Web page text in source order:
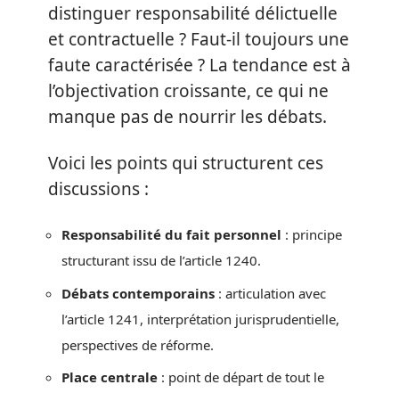
distinguer responsabilité délictuelle
et contractuelle ? Faut-il toujours une
faute caractérisée ? La tendance est à
l’objectivation croissante, ce qui ne
manque pas de nourrir les débats.
Voici les points qui structurent ces
discussions :
Responsabilité du fait personnel : principe
structurant issu de l’article 1240.
Débats contemporains : articulation avec
l’article 1241, interprétation jurisprudentielle,
perspectives de réforme.
Place centrale : point de départ de tout le